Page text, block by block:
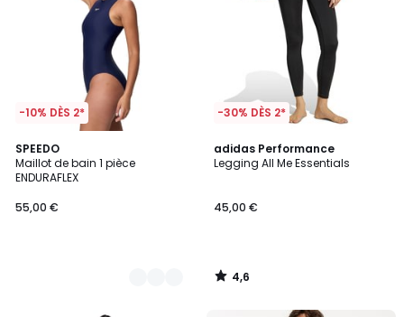
-10% DÈS 2*
SPEEDO
Maillot de bain 1 pièce
ENDURAFLEX
55,00 €
2
Couleurs
-30% DÈS 2*
adidas Performance
Legging All Me Essentials
45,00 €
4,6
/ 5
4,6
/